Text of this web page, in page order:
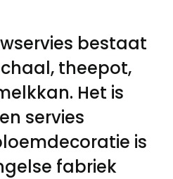
bestaat
theepot,
Het is
servies
is
fabriek